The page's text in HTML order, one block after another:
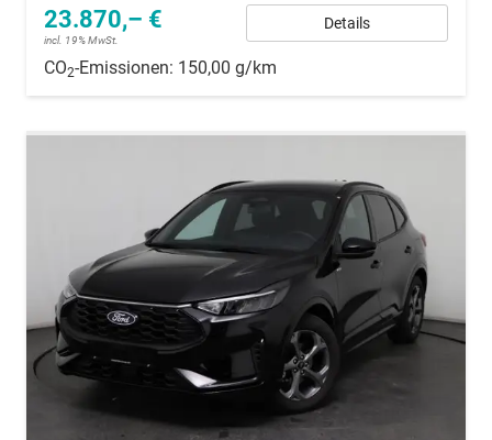
23.870,– €
incl. 19% MwSt.
Details
CO2-Emissionen: 150,00 g/km